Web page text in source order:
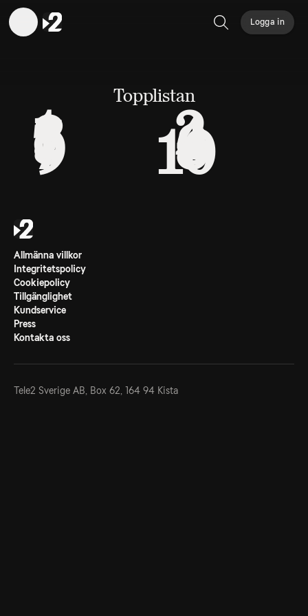
Sök
Logga in
Topplistan
1 2
3 4
5 6
7 8
9 10
Allmänna villkor
Integritetspolicy
Cookiepolicy
Tillgänglighet
Kundservice
Press
Kontakta oss
Tele2 Sverige AB, Box 62, 164 94 Kista